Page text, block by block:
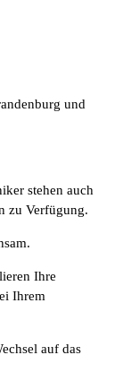
und
stehen auch
zu Verfügung.
Ihre
Ihrem
auf das